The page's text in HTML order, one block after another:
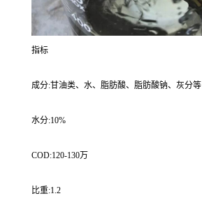
指标
成分:甘油类、水、脂肪酸、脂肪酸钠、灰分等
水分:10%
COD:120-130万
比重:1.2